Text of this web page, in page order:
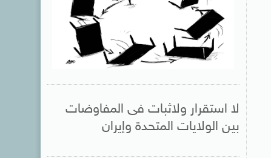
لا استقرار ولاثبات فى المفاوضات
بين الولايات المتحدة وإيران